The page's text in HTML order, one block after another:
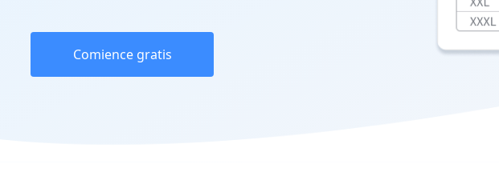
Comience gratis